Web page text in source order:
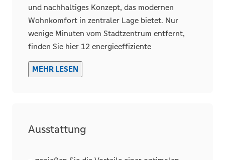
Badezimmer
1
Wohneinheiten
12
und nachhaltiges Konzept, das modernen
Wohnkomfort in zentraler Lage bietet. Nur
wenige Minuten vom Stadtzentrum entfernt,
finden Sie hier 12 energieeffiziente
Eigentumswohnungen im fortschrittlichen KfW
EH 40 NH-Standard mit QNG Zertifikat. Diese
In der Umgebung befinden sich zahlreiche
MEHR LESEN
Ausstattung